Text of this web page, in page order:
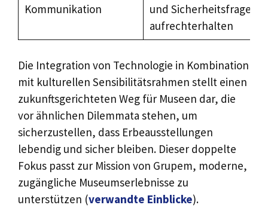
Kommunikation
und Sicherheitsfragen
aufrechterhalten
Die Integration von Technologie in Kombination
mit kulturellen Sensibilitätsrahmen stellt einen
zukunftsgerichteten Weg für Museen dar, die
vor ähnlichen Dilemmata stehen, um
sicherzustellen, dass Erbeausstellungen
lebendig und sicher bleiben. Dieser doppelte
Fokus passt zur Mission von Grupem, moderne,
zugängliche Museumserlebnisse zu
unterstützen (verwandte Einblicke).